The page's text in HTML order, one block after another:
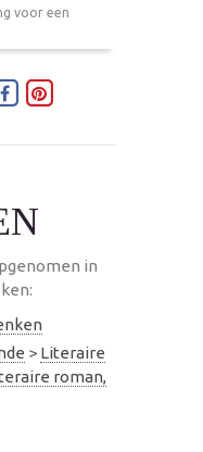
voor een
in
> Literaire
roman,